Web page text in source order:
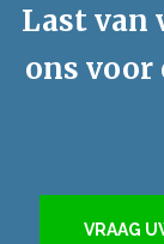
Last van
ons voor
VRAAG